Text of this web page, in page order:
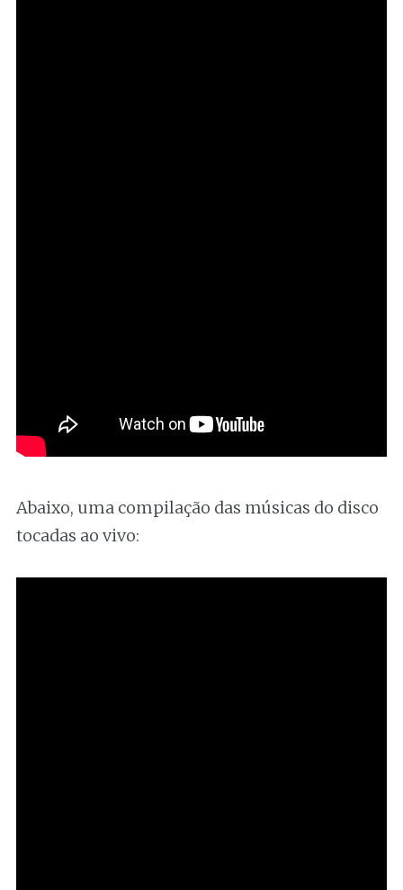
Abaixo, uma compilação das músicas do disco
tocadas ao vivo: